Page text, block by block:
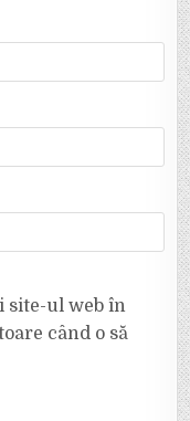
site-ul web în
când o să